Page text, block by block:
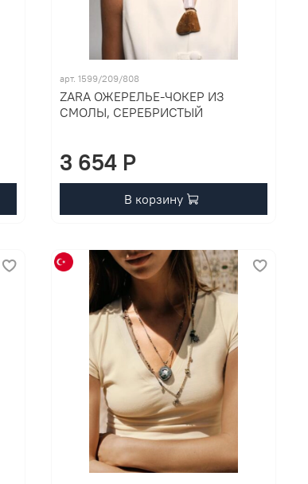
арт. 1599/209/808
ZARA ОЖЕРЕЛЬЕ-ЧОКЕР ИЗ
СМОЛЫ, СЕРЕБРИСТЫЙ
3 654 P
В корзину